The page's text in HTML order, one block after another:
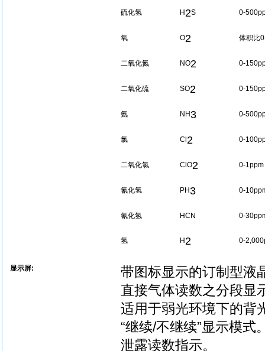
硫化氢 H2S 0-
氧 O2 体积比
二氧化氮 NO2 0-
二氧化硫 SO2 0-
氨 NH3 0-
氯 Cl 2 0-
二氧化氯 ClO2 0-1ppm
氰化氢 PH3 0-
氰化氢 HCN 0-
氢 H2 0-
显示屏:
带图标显示的订制型液
直接气体读数之分段显
适用于弱光环境下的背
“继续/不继续”显示模式
泄露读数指示。